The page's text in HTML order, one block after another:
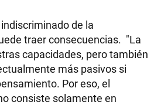
de la
traer consecuencias. "La
capacidades, pero también
más pasivos si
Por eso, el
consiste solamente en